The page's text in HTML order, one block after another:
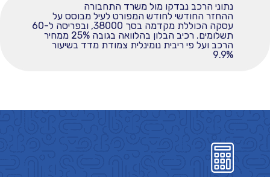
נתוני הרכב נבדקו מול משרד התחבורה
ההחזר החודשי לחודש המפורט לעיל מבוסס על
עסקה הכוללת מקדמה בסך 38000, ובפריסה ל-60
תשלומים. רכיב הבלון בהלוואה בגובה 25% ממחיר
הרכב ועל פי ריבית נומינלית צמודת מדד בשיעור
9.9%